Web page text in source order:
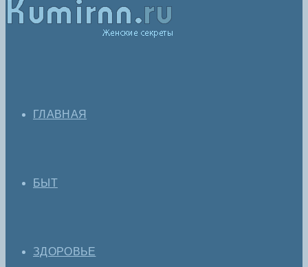
ГЛАВНАЯ
БЫТ
ЗДОРОВЬЕ